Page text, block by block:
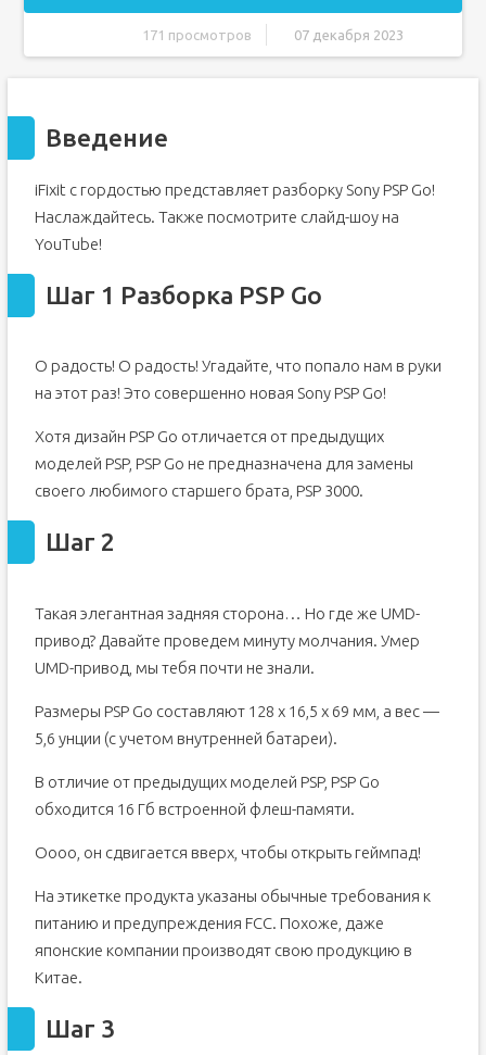
171 просмотров 07 декабря 2023
Шаг 2
Шаг 4
Шаг 5
Шаг 6
Шаг 7
Шаг 10
Шаг 11
Шаг 12
Шаг 13
Шаг 14
Введение
iFixit с гордостью представляет разборку Sony PSP Go!
Наслаждайтесь. Также посмотрите слайд-шоу на
YouTube!
Шаг 1 Разборка PSP Go
О радость! О радость! Угадайте, что попало нам в руки
на этот раз! Это совершенно новая Sony PSP Go!
Хотя дизайн PSP Go отличается от предыдущих
моделей PSP, PSP Go не предназначена для замены
своего любимого старшего брата, PSP 3000.
Шаг 2
Такая элегантная задняя сторона… Но где же UMD-
привод? Давайте проведем минуту молчания. Умер
UMD-привод, мы тебя почти не знали.
Размеры PSP Go составляют 128 x 16,5 x 69 мм, а вес —
5,6 унции (с учетом внутренней батареи).
В отличие от предыдущих моделей PSP, PSP Go
обходится 16 Гб встроенной флеш-памяти.
Оооо, он сдвигается вверх, чтобы открыть геймпад!
На этикетке продукта указаны обычные требования к
питанию и предупреждения FCC. Похоже, даже
японские компании производят свою продукцию в
Китае.
Шаг 3